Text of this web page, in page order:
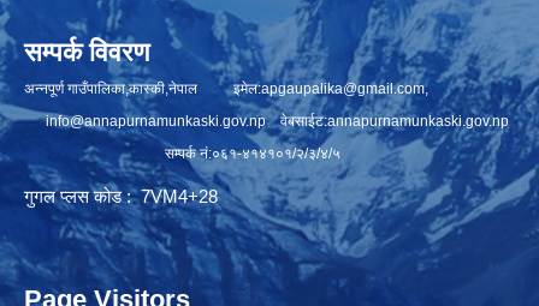
सम्पर्क विवरण
अन्नपूर्ण गाउँपालिका,कास्की,नेपाल इमेल:apgaupalika@gmail.com,
info@annapurnamunkaski.gov.npवेबसाईट:annapurnamunkaski.gov.np
सम्पर्क नं:०६१-४१४१०१/२/३/४/५
गुगल प्लस कोड : 7VM4+28
Page Visitors